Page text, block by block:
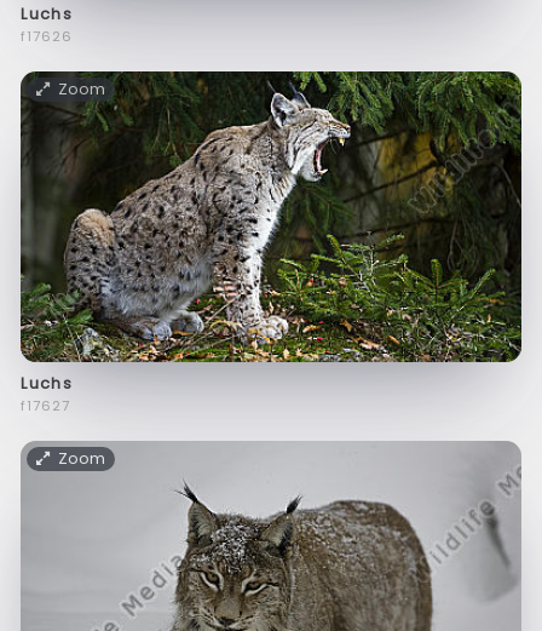
Luchs
f17626
Zoom
Luchs
f17627
Zoom